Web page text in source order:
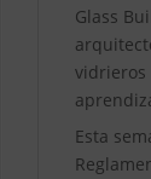
Glass
vidrieros
Esta